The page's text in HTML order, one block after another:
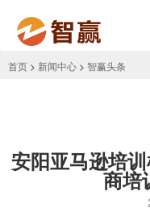
首页 > 新闻中心 > 智赢头条
安阳亚马逊培
商培